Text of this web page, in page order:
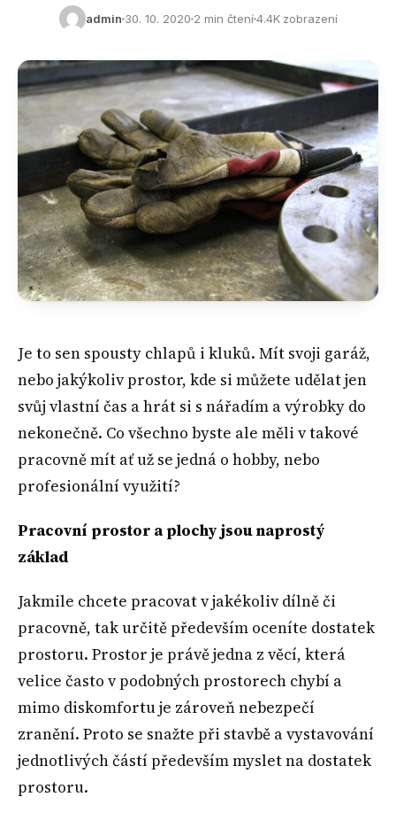
admin 30. 10. 2020 2 min čtení4.4K zobrazení
Je to sen spousty chlapů i kluků. Mít svoji garáž,
nebo jakýkoliv prostor, kde si můžete udělat jen
svůj vlastní čas a hrát si s nářadím a výrobky do
nekonečně. Co všechno byste ale měli v takové
pracovně mít ať už se jedná o hobby, nebo
profesionální využití?
Pracovní prostor a plochy jsou naprostý
základ
Jakmile chcete pracovat v jakékoliv dílně či
pracovně, tak určitě především oceníte dostatek
prostoru. Prostor je právě jedna z věcí, která
velice často v podobných prostorech chybí a
mimo diskomfortu je zároveň nebezpečí
zranění. Proto se snažte při stavbě a vystavování
jednotlivých částí především myslet na dostatek
prostoru.